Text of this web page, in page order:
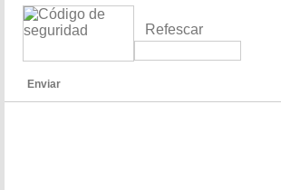
Refescar
Enviar